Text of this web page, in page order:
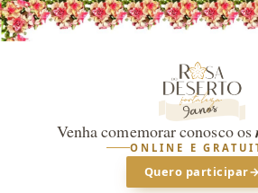
Venha comemorar conosco os
ONLINE E
Quero participar→